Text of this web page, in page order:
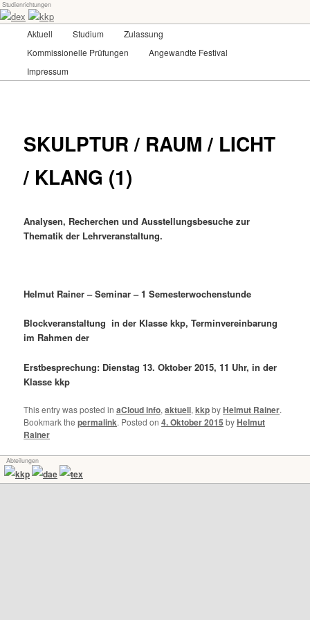
Skip
to
primary
contentdex-kkp
Universität für angewandte Kunst Wien
Studienrichtungen
Aktuell Studium
Zulassung
Kommissionelle Prüfungen
Angewandte Festival
Impressum
SKULPTUR / RAUM / LICHT
/ KLANG (1)
Analysen, Recherchen und Ausstellungsbesuche zur
Thematik der Lehrveranstaltung.
Helmut Rainer – Seminar – 1 Semesterwochenstunde
Blockveranstaltung in der Klasse kkp, Terminvereinbarung
im Rahmen der
Erstbesprechung: Dienstag 13. Oktober 2015, 11 Uhr, in der
Klasse kkp
This entry was posted inaCloud info,aktuell,kkpbyHelmut Rainer.
Bookmark thepermalink. Posted on4. Oktober 2015 byHelmut
Rainer
Abteilungen